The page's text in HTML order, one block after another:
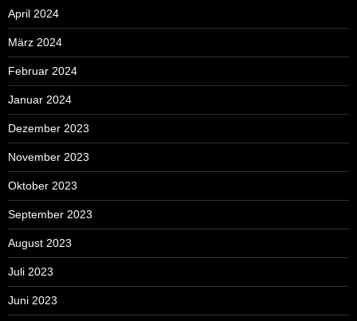
April 2024
März 2024
Februar 2024
Januar 2024
Dezember 2023
November 2023
Oktober 2023
September 2023
August 2023
Juli 2023
Juni 2023